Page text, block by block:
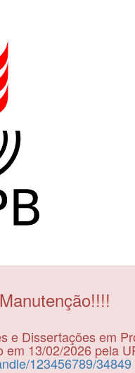
e Dissertações em
em 13/02/2026 pela
123456789/34849